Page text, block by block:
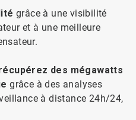
grâce à une visibilité
et à une meilleure
des mégawatts
grâce à des analyses
à distance 24h/24,